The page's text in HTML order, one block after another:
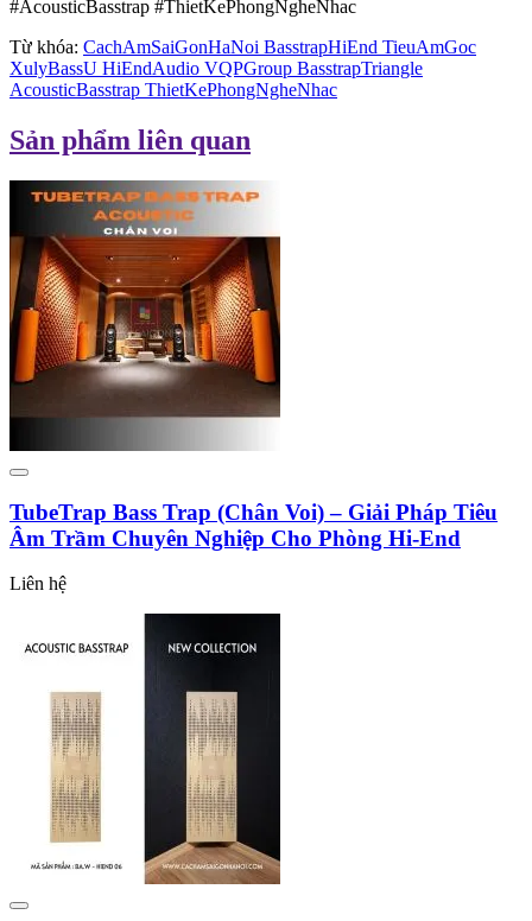
#AcousticBasstrap #ThietKePhongNgheNhac
Từ khóa: CachAmSaiGonHaNoi BasstrapHiEnd TieuAmGoc
XulyBassU HiEndAudio VQPGroup BasstrapTriangle
AcousticBasstrap ThietKePhongNgheNhac
Sản phẩm liên quan
TubeTrap Bass Trap (Chân Voi) – Giải Pháp Tiêu
Âm Trầm Chuyên Nghiệp Cho Phòng Hi-End
Liên hệ